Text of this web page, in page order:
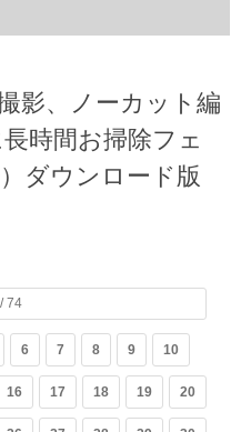
影、ノーカット編
時間お掃除フェ
ダウンロード版
74
6 7 8 9 10
16 17 18 19 20